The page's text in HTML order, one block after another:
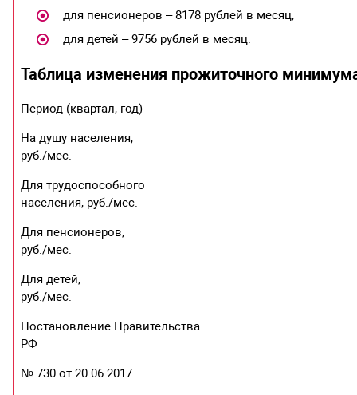
для пенсионеров – 8178 рублей в месяц;
для детей – 9756 рублей в месяц.
Таблица изменения прожиточного
Период (квартал, год)
На душу населения,
руб./мес.
Для трудоспособного
населения, руб./мес.
Для пенсионеров,
руб./мес.
Для детей,
руб./мес.
Постановление Правительства
РФ
№ 730 от 20.06.2017